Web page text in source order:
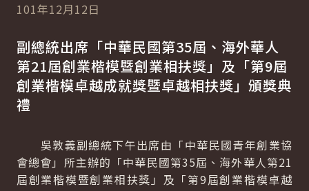
101年12月12日
副總統出席「中華民國第35屆、海外華人
第21屆創業楷模暨創業相扶獎」及「第9屆
創業楷模卓越成就獎暨卓越相扶獎」頒獎典
禮
吳敦義副總統下午出席由「中華民國青年創業協
會總會」所主辦的「中華民國第35屆、海外華人第21
屆創業楷模暨創業相扶獎」及「第9屆創業楷模卓越